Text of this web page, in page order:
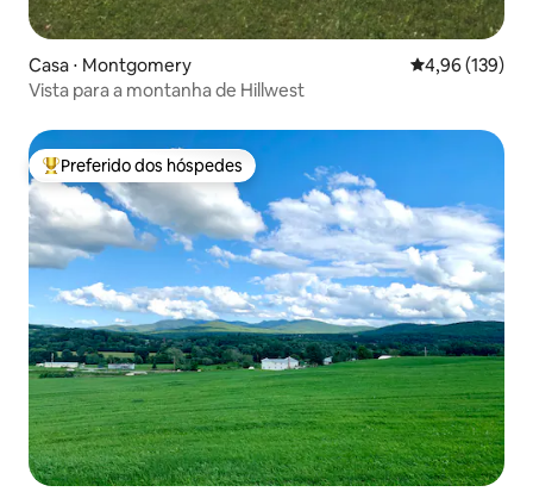
Casa ⋅ Montgomery 4,96 de uma
4,96 (139)
Vista para a montanha de Hillwest
Entre os melhores preferidos dos hóspedes
Preferido dos hóspedes